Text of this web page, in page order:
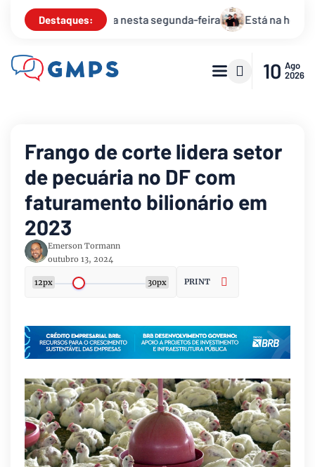
Destaques:
Está na hora de receber 2025 com o réveillon “Ano
10 Ago
2026
Frango de corte lidera setor
de pecuária no DF com
faturamento bilionário em
2023
Emerson Tormann
outubro 13, 2024
12px 30px PRINT